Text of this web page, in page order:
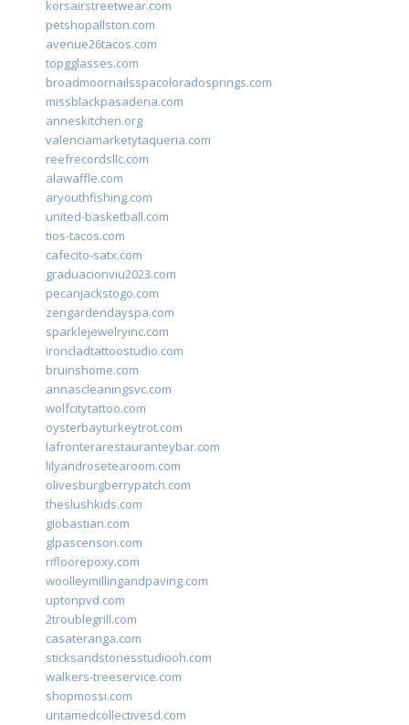
korsairstreetwear.com
petshopallston.com
avenue26tacos.com
topgglasses.com
broadmoornailsspacoloradosprings.com
missblackpasadena.com
anneskitchen.org
valenciamarketytaqueria.com
reefrecordsllc.com
alawaffle.com
aryouthfishing.com
united-basketball.com
tios-tacos.com
cafecito-satx.com
graduacionviu2023.com
pecanjackstogo.com
zengardendayspa.com
sparklejewelryinc.com
ironcladtattoostudio.com
bruinshome.com
annascleaningsvc.com
wolfcitytattoo.com
oysterbayturkeytrot.com
lafronterarestauranteybar.com
lilyandrosetearoom.com
olivesburgberrypatch.com
theslushkids.com
giobastian.com
glpascensori.com
rifloorepoxy.com
woolleymillingandpaving.com
uptonpvd.com
2troublegrill.com
casateranga.com
sticksandstonesstudiooh.com
walkers-treeservice.com
shopmossi.com
untamedcollectivesd.com